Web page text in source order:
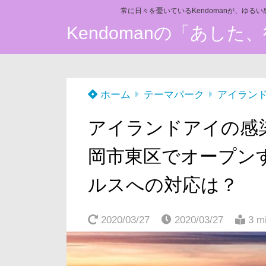
常に日々を憂いているKendomanが、ゆる
Kendomanの「あした
ホーム テーマパーク アイラン
アイランドアイの感
岡市東区でオープン
ルスへの対応は？
2020/03/27 2020/03/27 3